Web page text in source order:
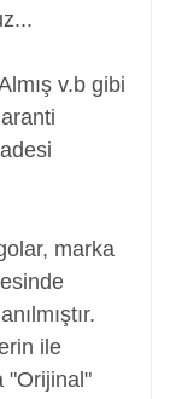
v.b gibi
marka
ile
"Orijinal"